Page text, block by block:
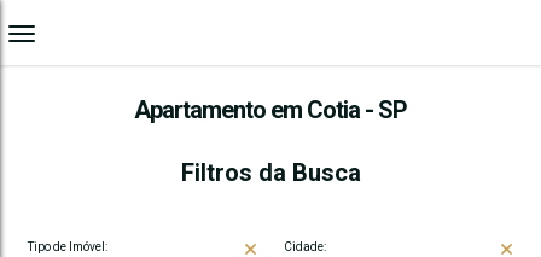
Apartamento em Cotia - SP
Filtros da Busca
Tipo de Imóvel: Cidade: